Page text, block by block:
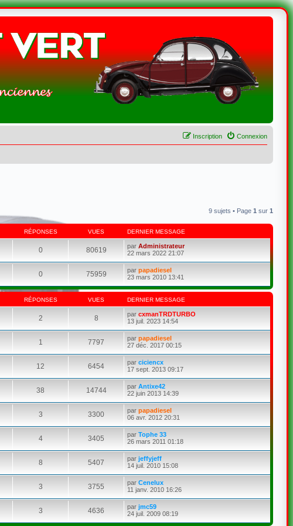
Connexion
Inscription
9 sujets • Page1 sur1
RÉPONSES VUES DERNIER MESSAGE
0 80619 parAdministrateur
22 mars 2022 21:07
0 75959 parpapadiesel
23 mars 2010 13:41
RÉPONSES VUES DERNIER MESSAGE
2 8 parcxmanTRDTURBO
13 juil. 2023 14:54
1 7797 parpapadiesel
27 déc. 2017 00:15
12 6454 parciciencx
17 sept. 2013 09:17
38 14744 parAntixe42
22 juin 2013 14:39
3 3300 parpapadiesel
06 avr. 2012 20:31
4 3405 parTophe 33
26 mars 2011 01:18
8 5407 parjeffyjeff
14 juil. 2010 15:08
3 3755 parCenelux
11 janv. 2010 16:26
3 4636 parjmc59
24 juil. 2009 08:19